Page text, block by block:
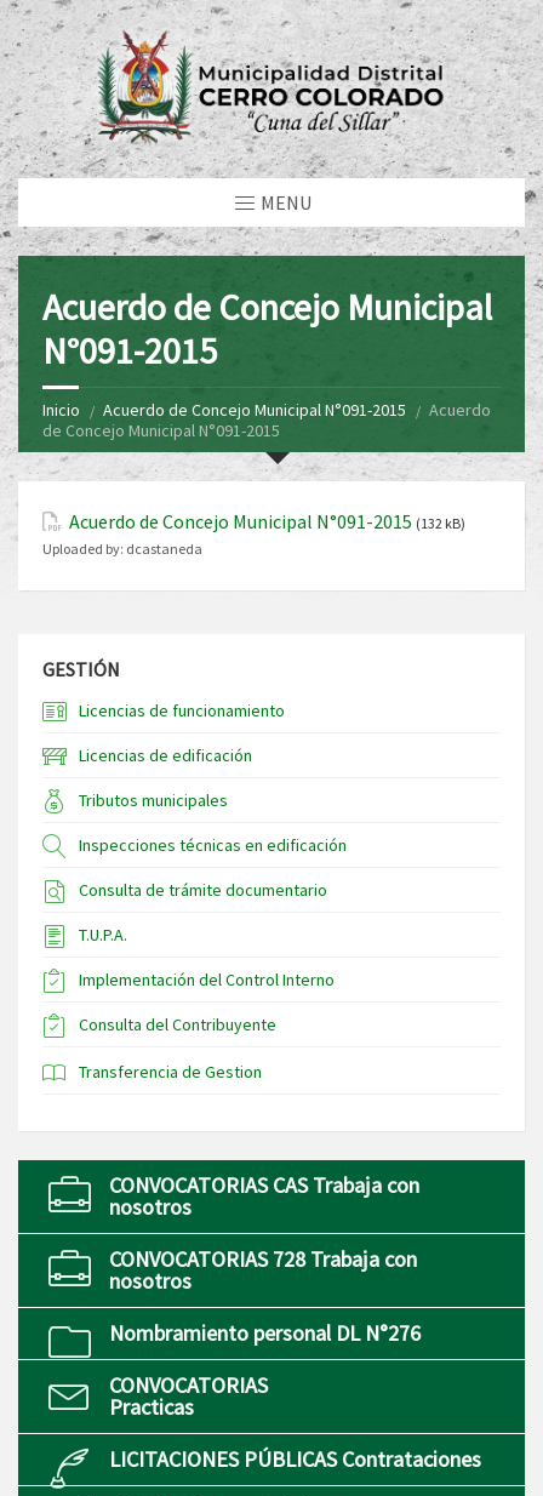
MENU
Acuerdo de Concejo Municipal
N°091-2015
Inicio Acuerdo de Concejo Municipal N°091-2015
Acuerdo
de Concejo Municipal N°091-2015
Acuerdo de Concejo Municipal N°091-2015 (132 kB)
Uploaded by: dcastaneda
GESTIÓN
Licencias de funcionamiento
Licencias de edificación
Tributos municipales
Inspecciones técnicas en edificación
Consulta de trámite documentario
T.U.P.A.
Implementación del Control Interno
Consulta del Contribuyente
Transferencia de Gestion
CONVOCATORIAS CAS Trabaja con
nosotros
CONVOCATORIAS 728 Trabaja con
nosotros
Nombramiento personal DL N°276
CONVOCATORIAS
Practicas
LICITACIONES PÚBLICAS Contrataciones